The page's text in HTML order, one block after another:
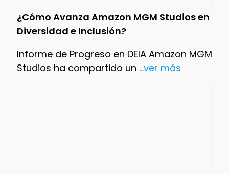
¿Cómo Avanza Amazon MGM Studios en
Diversidad e Inclusión?
Informe de Progreso en DEIA Amazon MGM
Studios ha compartido un ...ver más